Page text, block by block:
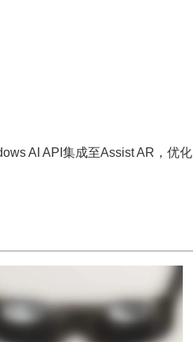
AI API集成至Assist AR，优化